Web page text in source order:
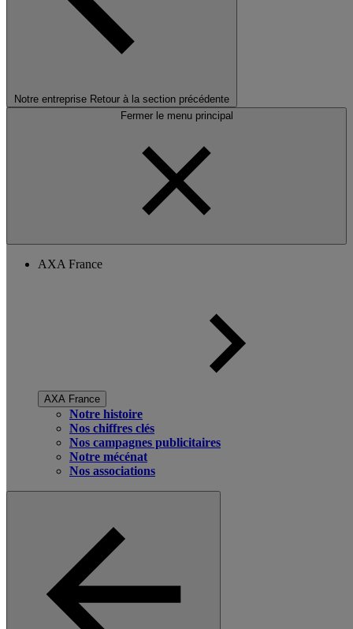
Notre entreprise Retour à la section précédente
Fermer le menu principal
AXA France
AXA France
Notre histoire
Nos chiffres clés
Nos campagnes publicitaires
Notre mécénat
Nos associations